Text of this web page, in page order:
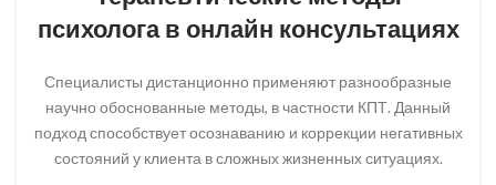
психолога в онлайн консультациях
Специалисты дистанционно применяют разнообразные
научно обоснованные методы, в частности КПТ. Данный
подход способствует осознаванию и коррекции негативных
состояний у клиента в сложных жизненных ситуациях.